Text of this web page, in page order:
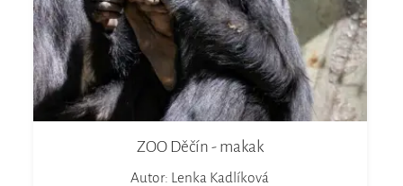
ZOO Děčín - makak
Autor: Lenka Kadlíková